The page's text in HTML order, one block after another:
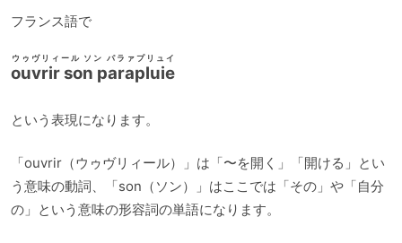
フランス語で
ouvrir son parapluie
ウゥヴリィール ソン パラァプリュイ
という表現になります。
「ouvrir（ウゥヴリィール）」は「〜を開く」「開ける」とい
う意味の動詞、「son（ソン）」はここでは「その」や「自分
の」という意味の形容詞の単語になります。